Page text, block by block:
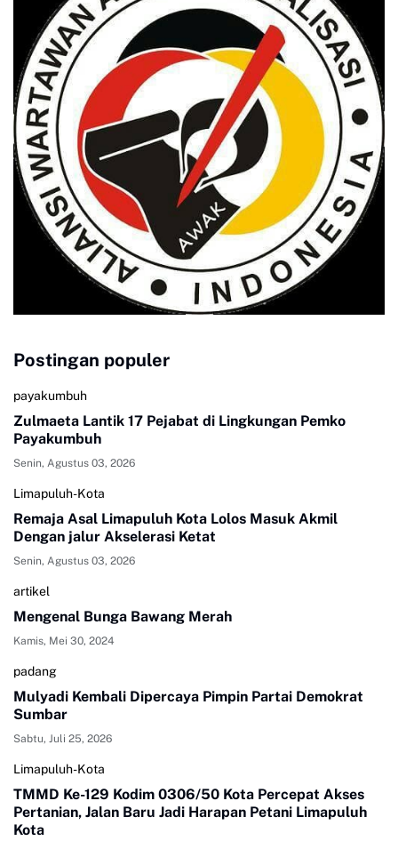
Postingan populer
payakumbuh
Zulmaeta Lantik 17 Pejabat di Lingkungan Pemko
Payakumbuh
Senin, Agustus 03, 2026
Limapuluh-Kota
Remaja Asal Limapuluh Kota Lolos Masuk Akmil
Dengan jalur Akselerasi Ketat
Senin, Agustus 03, 2026
artikel
Mengenal Bunga Bawang Merah
Kamis, Mei 30, 2024
padang
Mulyadi Kembali Dipercaya Pimpin Partai Demokrat
Sumbar
Sabtu, Juli 25, 2026
Limapuluh-Kota
TMMD Ke-129 Kodim 0306/50 Kota Percepat Akses
Pertanian, Jalan Baru Jadi Harapan Petani Limapuluh
Kota